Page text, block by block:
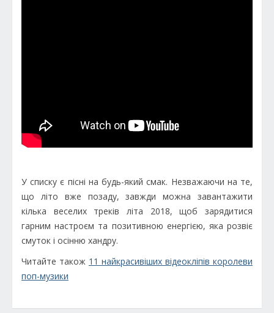
У списку є пісні на будь-який смак. Незважаючи на те,
що літо вже позаду, завжди можна завантажити
кілька веселих треків літа 2018, щоб зарядитися
гарним настроєм та позитивною енергією, яка розвіє
смуток і осінню хандру.
Читайте також 11 найкрасивіших відеокліпів королеви
поп-музики